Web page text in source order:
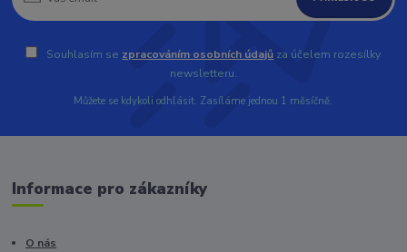
Souhlasím se zpracováním osobních údajů za účelem rozesílky
newsletteru.
Můžete se kdykoli odhlásit. Zasíláme jednou 1 měsíčně.
Informace pro zákazníky
O nás